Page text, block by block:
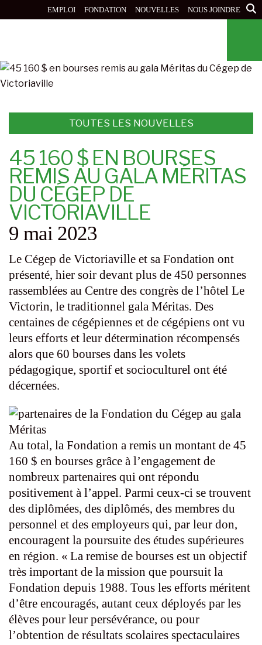
au
EMPLOI FONDATION NOUVELLES NOUS JOINDRE
TOUTES LES NOUVELLES
45 160 $ EN BOURSES
REMIS AU GALA MÉRITAS
DU CÉGEP DE
VICTORIAVILLE
9 mai 2023
Le Cégep de Victoriaville et sa Fondation ont
présenté, hier soir devant plus de 450 personnes
rassemblées au Centre des congrès de l’hôtel Le
Victorin, le traditionnel gala Méritas. Des
centaines de cégépiennes et de cégépiens ont vu
leurs efforts et leur détermination récompensés
alors que 60 bourses dans les volets
pédagogique, sportif et socioculturel ont été
décernées.
Au total, la Fondation a remis un montant de 45
160 $ en bourses grâce à l’engagement de
nombreux partenaires qui ont répondu
positivement à l’appel. Parmi ceux-ci se trouvent
des diplômées, des diplômés, des membres du
personnel et des employeurs qui, par leur don,
encouragent la poursuite des études supérieures
en région. « La remise de bourses est un objectif
très important de la mission que poursuit la
Fondation depuis 1988. Tous les efforts méritent
d’être encouragés, autant ceux déployés par les
élèves pour leur persévérance, ou pour
l’obtention de résultats scolaires spectaculaires